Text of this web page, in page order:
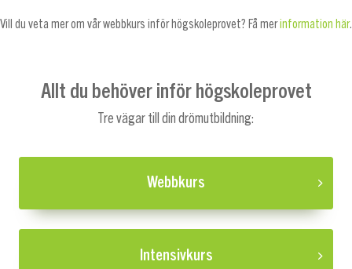
Vill du veta mer om vår webbkurs inför högskoleprovet? Få merinformation här.
Allt du behöver inför högskoleprovet
Tre vägar till din drömutbildning:
Webbkurs
Intensivkurs